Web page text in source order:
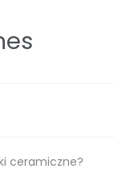
ceramiczne?